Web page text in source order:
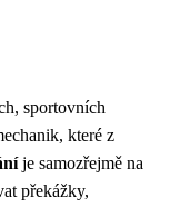
sportovních
které z
je samozřejmě na
překážky,